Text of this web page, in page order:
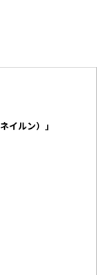
イルン）」